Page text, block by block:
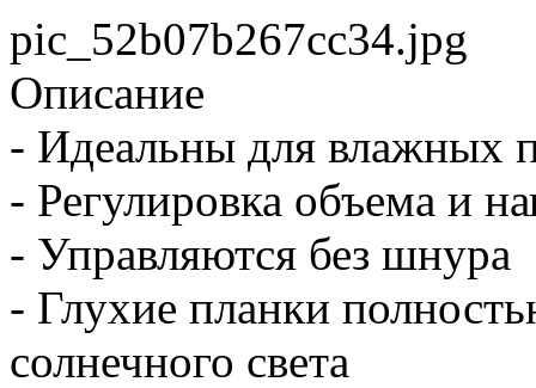
pic_52b07b267cc34.jpg
Описание
- Идеальны для влажных
- Регулировка объема и
- Управляются без шнура
- Глухие планки
солнечного света